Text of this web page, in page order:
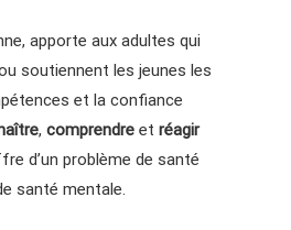
apporte aux adultes qui
soutiennent les jeunes les
et la confiance
, comprendre et réagir
d’un problème de santé
santé mentale.